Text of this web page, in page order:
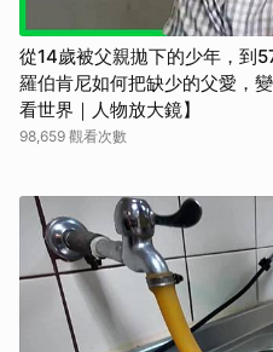
從14歲被父親拋下的少年，到
羅伯肯尼如何把缺少的父愛，
看世界｜人物放大鏡】
98,659 觀看次數